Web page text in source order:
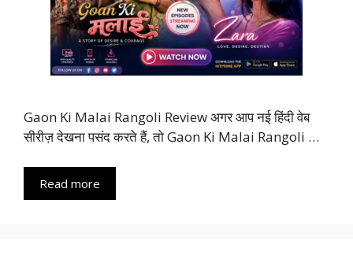
Gaon Ki Malai Rangoli Review अगर आप नई हिंदी वेब
सीरीज़ देखना पसंद करते हैं, तो Gaon Ki Malai Rangoli …
Read more